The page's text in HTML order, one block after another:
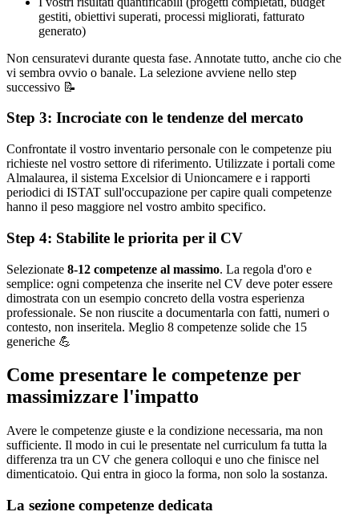
gestiti, obiettivi superati, processi migliorati, fatturato
generato)
Non censuratevi durante questa fase. Annotate tutto, anche cio che
vi sembra ovvio o banale. La selezione avviene nello step
successivo 📝
Step 3: Incrociate con le tendenze del mercato
Confrontate il vostro inventario personale con le competenze piu
richieste nel vostro settore di riferimento. Utilizzate i portali come
Almalaurea, il sistema Excelsior di Unioncamere e i rapporti
periodici di ISTAT sull'occupazione per capire quali competenze
hanno il peso maggiore nel vostro ambito specifico.
Step 4: Stabilite le priorita per il CV
Selezionate 8-12 competenze al massimo. La regola d'oro e
semplice: ogni competenza che inserite nel CV deve poter essere
dimostrata con un esempio concreto della vostra esperienza
professionale. Se non riuscite a documentarla con fatti, numeri o
contesto, non inseritela. Meglio 8 competenze solide che 15
generiche 💪
Come presentare le competenze per
massimizzare l'impatto
Avere le competenze giuste e la condizione necessaria, ma non
sufficiente. Il modo in cui le presentate nel curriculum fa tutta la
differenza tra un CV che genera colloqui e uno che finisce nel
dimenticatoio. Qui entra in gioco la forma, non solo la sostanza.
La sezione competenze dedicata